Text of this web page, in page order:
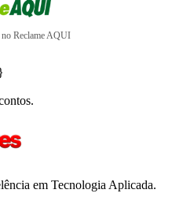
no Reclame AQUI
em Tecnologia Aplicada.